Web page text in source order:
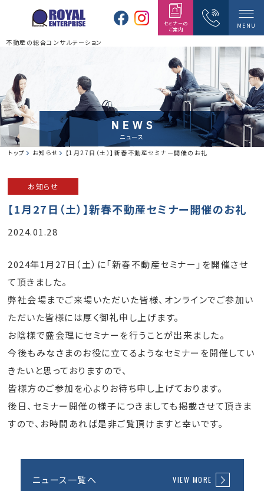
MENU
セミナーの
ご案内
不動産の総合コンサルテーション
NEWS
ニュース
トップ
お知らせ 【1月27日（土）】新春不動産セミナー開催のお礼
お知らせ
【1月27日（土）】新春不動産セミナー開催のお礼
2024.01.28
2024年1月27日（土）に「新春不動産セミナー」を開催させ
て頂きました。
弊社会場までご来場いただいた皆様、オンラインでご参加い
ただいた皆様には厚く御礼申し上げます。
お陰様で盛会理にセミナーを行うことが出来ました。
今後もみなさまのお役に立てるようなセミナーを開催してい
きたいと思っておりますので、
皆様方のご参加を心よりお待ち申し上げております。
後日、セミナー開催の様子につきましても掲載させて頂きま
すので、お時間あれば是非ご覧頂けますと幸いです。
ニュース一覧へ VIEW MORE